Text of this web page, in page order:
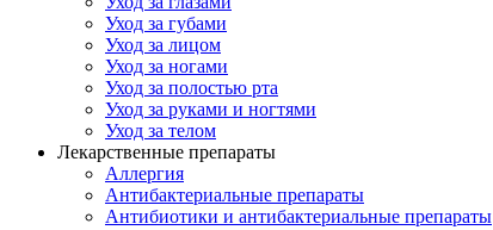
Уход за губами
Уход за лицом
Уход за ногами
Уход за полостью рта
Уход за руками и ногтями
Уход за телом
Лекарственные препараты
Аллергия
Антибактериальные препараты
Антибиотики и антибактериальные препараты